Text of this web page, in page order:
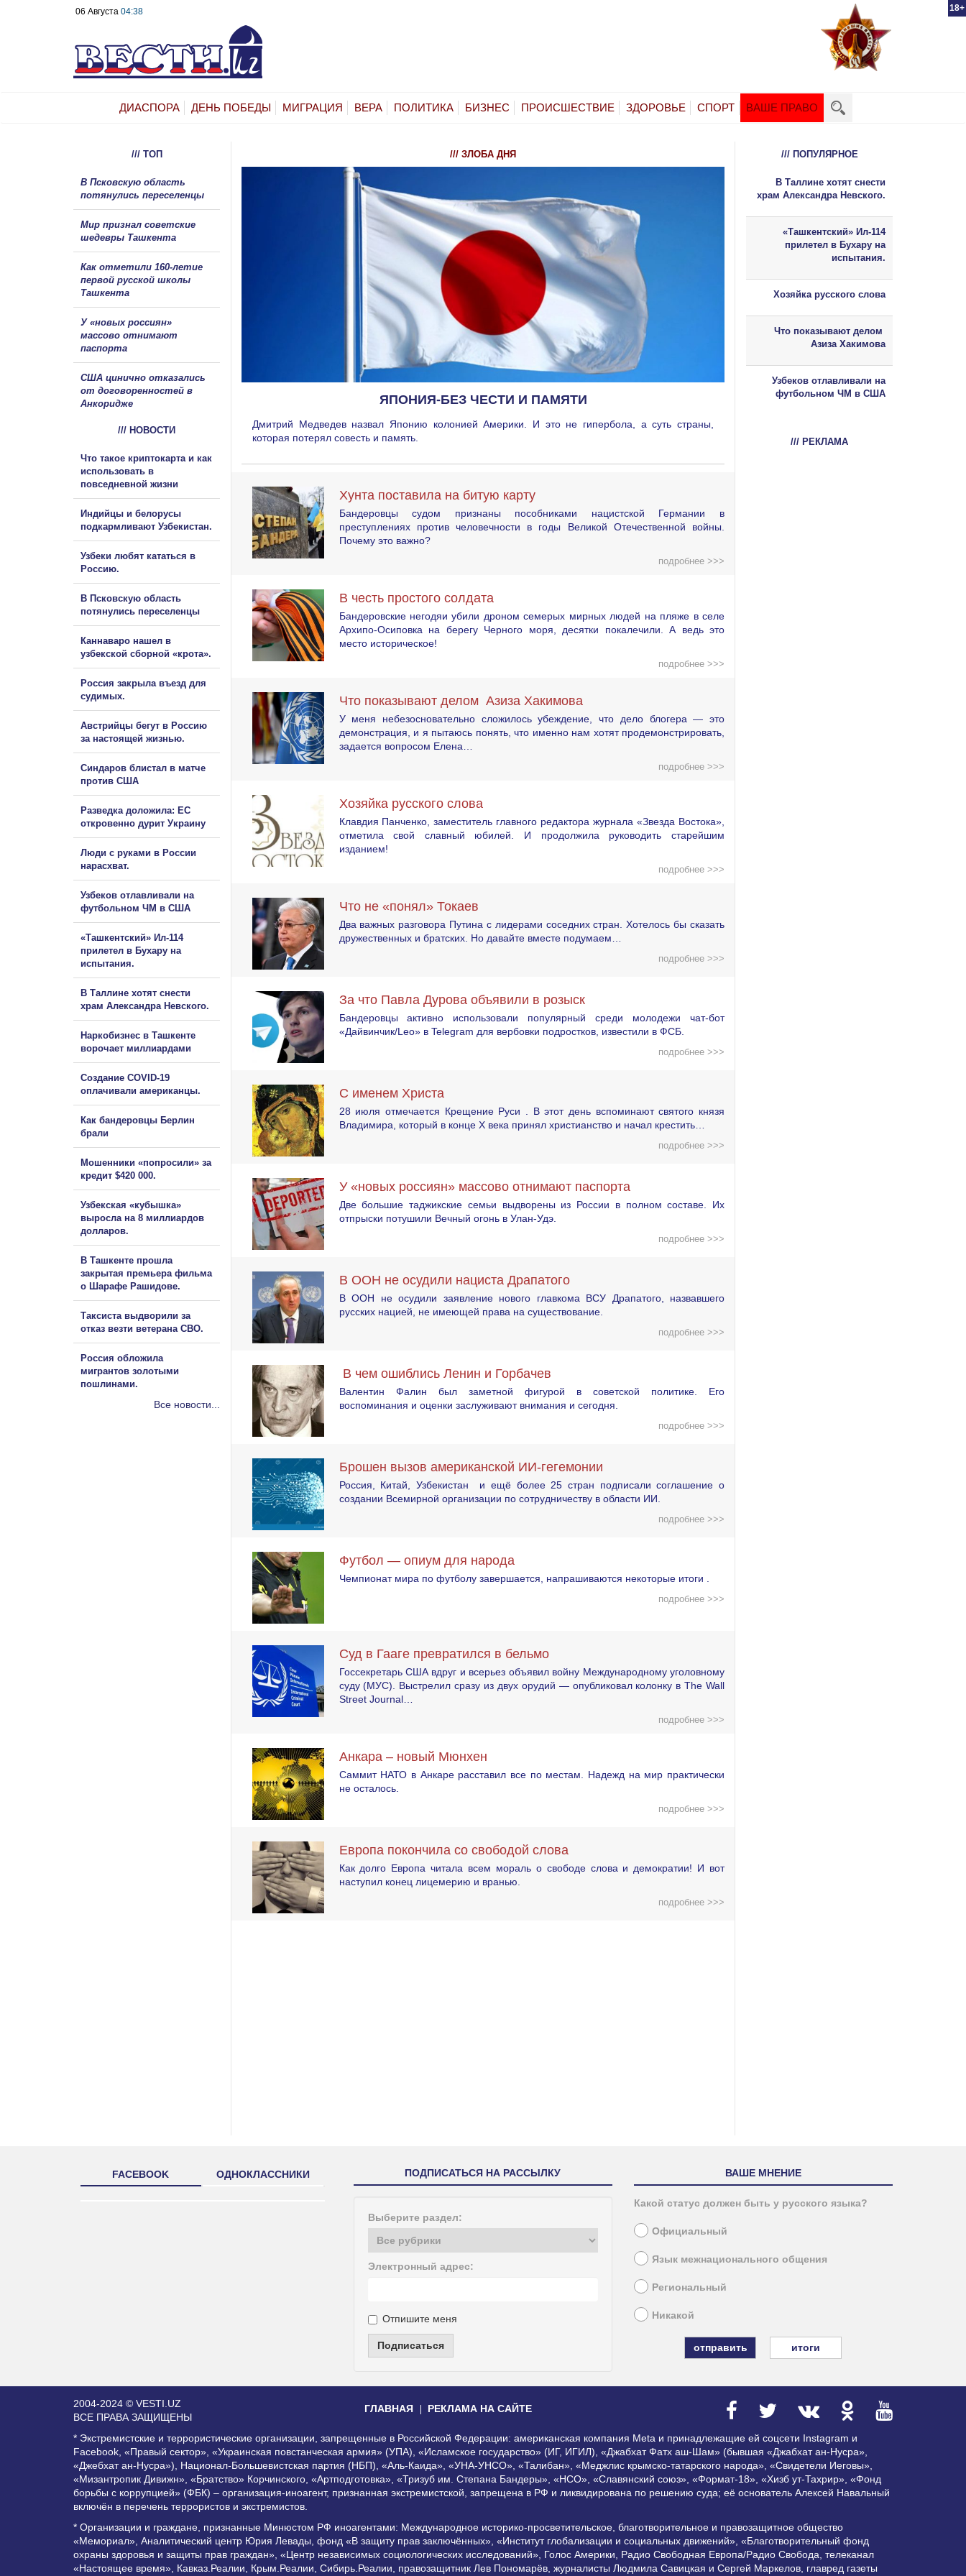
18+
06 Августа 04:38
ДИАСПОРА ДЕНЬ ПОБЕДЫ МИГРАЦИЯ ВЕРА ПОЛИТИКА БИЗНЕС ПРОИСШЕСТВИЕ ЗДОРОВЬЕ СПОРТ ВАШЕ ПРАВО
/// ЗЛОБА ДНЯ
ЯПОНИЯ-БЕЗ ЧЕСТИ И ПАМЯТИ
Дмитрий Медведев назвал Японию колонией Америки. И это не гипербола, а суть страны,
которая потерял совесть и память.
Хунта поставила на битую карту
Бандеровцы судом признаны пособниками нацистской Германии в
преступлениях против человечности в годы Великой Отечественной войны.
Почему это важно?
подробнее >>>
В честь простого солдата
Бандеровские негодяи убили дроном семерых мирных людей на пляже в селе
Архипо-Осиповка на берегу Черного моря, десятки покалечили. А ведь это
место историческое!
подробнее >>>
Что показывают делом Азиза Хакимова
У меня небезосновательно сложилось убеждение, что дело блогера — это
демонстрация, и я пытаюсь понять, что именно нам хотят продемонстрировать,
задается вопросом Елена…
подробнее >>>
Хозяйка русского слова
Клавдия Панченко, заместитель главного редактора журнала «Звезда Востока»,
отметила свой славный юбилей. И продолжила руководить старейшим
изданием!
подробнее >>>
Что не «понял» Токаев
Два важных разговора Путина с лидерами соседних стран. Хотелось бы сказать
дружественных и братских. Но давайте вместе подумаем…
подробнее >>>
За что Павла Дурова объявили в розыск
Бандеровцы активно использовали популярный среди молодежи чат-бот
«Дайвинчик/Leo» в Telegram для вербовки подростков, известили в ФСБ.
подробнее >>>
С именем Христа
28 июля отмечается Крещение Руси . В этот день вспоминают святого князя
Владимира, который в конце X века принял христианство и начал крестить…
подробнее >>>
У «новых россиян» массово отнимают паспорта
Две большие таджикские семьи выдворены из России в полном составе. Их
отпрыски потушили Вечный огонь в Улан-Удэ.
подробнее >>>
В ООН не осудили нациста Драпатого
В ООН не осудили заявление нового главкома ВСУ Драпатого, назвавшего
русских нацией, не имеющей права на существование.
подробнее >>>
В чем ошиблись Ленин и Горбачев
Валентин Фалин был заметной фигурой в советской политике. Его
воспоминания и оценки заслуживают внимания и сегодня.
подробнее >>>
Брошен вызов американской ИИ-гегемонии
Россия, Китай, Узбекистан и ещё более 25 стран подписали соглашение о
создании Всемирной организации по сотрудничеству в области ИИ.
подробнее >>>
Футбол — опиум для народа
Чемпионат мира по футболу завершается, напрашиваются некоторые итоги .
подробнее >>>
Суд в Гааге превратился в бельмо
Госсекретарь США вдруг и всерьез объявил войну Международному уголовному
суду (МУС). Выстрелил сразу из двух орудий — опубликовал колонку в The Wall
Street Journal…
подробнее >>>
Анкара – новый Мюнхен
Саммит НАТО в Анкаре расставил все по местам. Надежд на мир практически
не осталось.
подробнее >>>
Европа покончила со свободой слова
Как долго Европа читала всем мораль о свободе слова и демократии! И вот
наступил конец лицемерию и вранью.
подробнее >>>
/// ТОП
В Псковскую область
потянулись переселенцы
Мир признал советские
шедевры Ташкента
Как отметили 160-летие
первой русской школы
Ташкента
У «новых россиян»
массово отнимают
паспорта
США цинично отказались
от договоренностей в
Анкоридже
/// НОВОСТИ
Что такое криптокарта и как
использовать в
повседневной жизни
Индийцы и белорусы
подкармливают Узбекистан.
Узбеки любят кататься в
Россию.
В Псковскую область
потянулись переселенцы
Каннаваро нашел в
узбекской сборной «крота».
Россия закрыла въезд для
судимых.
Австрийцы бегут в Россию
за настоящей жизнью.
Синдаров блистал в матче
против США
Разведка доложила: ЕС
откровенно дурит Украину
Люди с руками в России
нарасхват.
Узбеков отлавливали на
футбольном ЧМ в США
«Ташкентский» Ил-114
прилетел в Бухару на
испытания.
В Таллине хотят снести
храм Александра Невского.
Наркобизнес в Ташкенте
ворочает миллиардами
Создание COVID-19
оплачивали американцы.
Как бандеровцы Берлин
брали
Мошенники «попросили» за
кредит $420 000.
Узбекская «кубышка»
выросла на 8 миллиардов
долларов.
В Ташкенте прошла
закрытая премьера фильма
о Шарафе Рашидове.
Таксиста выдворили за
отказ везти ветерана СВО.
Россия обложила
мигрантов золотыми
пошлинами.
Все новости...
/// ПОПУЛЯРНОЕ
В Таллине хотят снести
храм Александра Невского.
«Ташкентский» Ил-114
прилетел в Бухару на
испытания.
Хозяйка русского слова
Что показывают делом
Азиза Хакимова
Узбеков отлавливали на
футбольном ЧМ в США
/// РЕКЛАМА
FACEBOOK ОДНОКЛАССНИКИ ПОДПИСАТЬСЯ НА РАССЫЛКУ
Выберите раздел:
Электронный адрес:
Отпишите меня
Подписаться
ВАШЕ МНЕНИЕ
Какой статус должен быть у русского языка?
Официальный
Язык межнационального общения
Региональный
Никакой
итоги
2004-2024 © VESTI.UZ
ВСЕ ПРАВА ЗАЩИЩЕНЫ
ГЛАВНАЯ РЕКЛАМА НА САЙТЕ
* Экстремистские и террористические организации, запрещенные в Российской Федерации: американская компания Meta и принадлежащие ей соцсети Instagram и
Facebook, «Правый сектор», «Украинская повстанческая армия» (УПА), «Исламское государство» (ИГ, ИГИЛ), «Джабхат Фатх аш-Шам» (бывшая «Джабхат ан-Нусра»,
«Джебхат ан-Нусра»), Национал-Большевистская партия (НБП), «Аль-Каида», «УНА-УНСО», «Талибан», «Меджлис крымско-татарского народа», «Свидетели Иеговы»,
«Мизантропик Дивижн», «Братство» Корчинского, «Артподготовка», «Тризуб им. Степана Бандеры», «НСО», «Славянский союз», «Формат-18», «Хизб ут-Тахрир», «Фонд
борьбы с коррупцией» (ФБК) – организация-иноагент, признанная экстремистской, запрещена в РФ и ликвидирована по решению суда; её основатель Алексей Навальный
включён в перечень террористов и экстремистов.
* Организации и граждане, признанные Минюстом РФ иноагентами: Международное историко-просветительское, благотворительное и правозащитное общество
«Мемориал», Аналитический центр Юрия Левады, фонд «В защиту прав заключённых», «Институт глобализации и социальных движений», «Благотворительный фонд
охраны здоровья и защиты прав граждан», «Центр независимых социологических исследований», Голос Америки, Радио Свободная Европа/Радио Свобода, телеканал
«Настоящее время», Кавказ.Реалии, Крым.Реалии, Сибирь.Реалии, правозащитник Лев Пономарёв, журналисты Людмила Савицкая и Сергей Маркелов, главред газеты